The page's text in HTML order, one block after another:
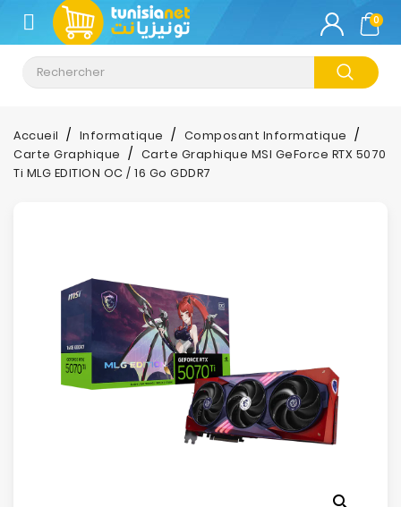
CATÉGORIE
Climatisation
Informatique
Téléphonie
Stockage
Photos
0
Accueil Informatique
Composant Informatique
Carte Graphique
Carte Graphique MSI GeForce RTX 5070
Ti MLG EDITION OC / 16 Go GDDR7
search